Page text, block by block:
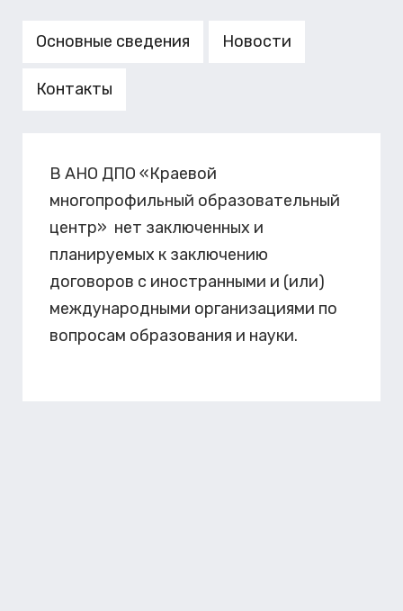
Основные сведения Новости
Контакты
В АНО ДПО «Краевой
многопрофильный образовательный
центр» нет заключенных и
планируемых к заключению
договоров с иностранными и (или)
международными организациями по
вопросам образования и науки.